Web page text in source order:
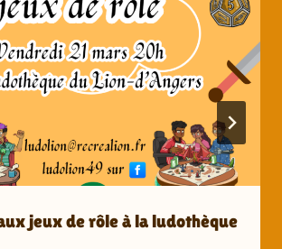
jeux de rôle à la ludothèque